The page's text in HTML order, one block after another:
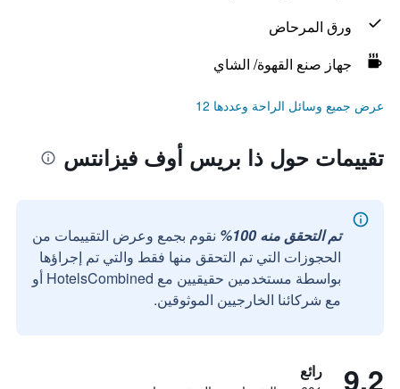
ورق المرحاض
جهاز صنع القهوة/ الشاي
عرض جميع وسائل الراحة وعددها 12
تقييمات حول ذا بريس أوف فيزانتس
تم التحقق منه 100%
نقوم بجمع وعرض التقييمات من
الحجوزات التي تم التحقق منها فقط والتي تم إجراؤها
بواسطة مستخدمين حقيقيين مع HotelsCombined أو
مع شركائنا الخارجيين الموثوقين.
9.2 رائع